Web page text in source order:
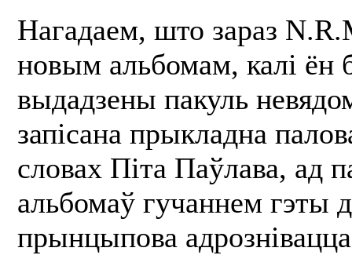
Нагадаем, што зараз
новым альбомам, калі ён
выдадзены пакуль
запісана прыкладна
словах Піта Паўлава, ад
альбомаў гучаннем гэты
прынцыпова